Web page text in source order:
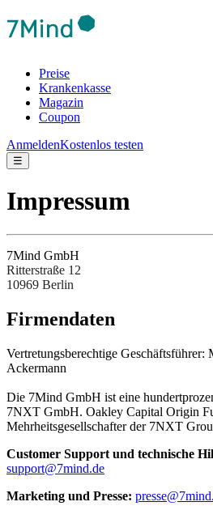
Preise
Krankenkasse
Magazin
Coupon
AnmeldenKostenlos testen
☰
Impressum
7Mind GmbH
Ritterstraße 12
10969 Berlin
Fir­men­da­ten
Ver­tre­tungs­be­rech­tige
Ackermann
Die 7Mind GmbH ist eine
7NXT GmbH. Oakley Capital Origin
Mehrheitsgesellschafter der 7NXT
Cus­to­mer Sup­port und tech­nische
support@7mind.de
Mar­ke­ting und Presse: